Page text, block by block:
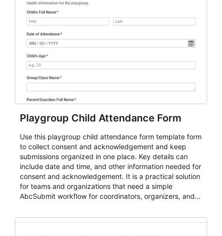
Playgroup Child Attendance Form
Use this playgroup child attendance form template form
to collect consent and acknowledgement and keep
submissions organized in one place. Key details can
include date and time, and other information needed for
consent and acknowledgement. It is a practical solution
for teams and organizations that need a simple
AbcSubmit workflow for coordinators, organizers, and